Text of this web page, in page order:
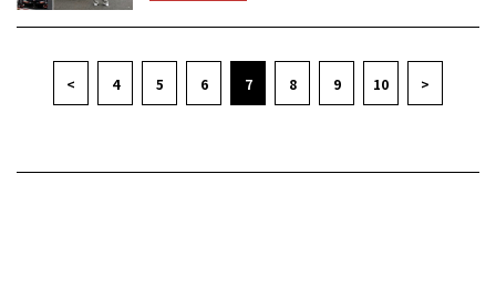
< 4 5 6 7 8 9 10 >